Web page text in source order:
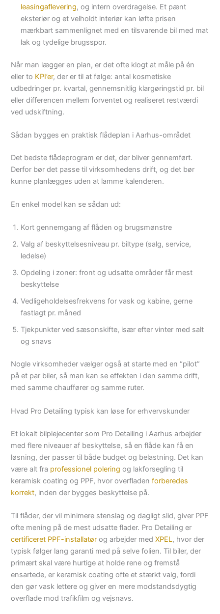
leasingaflevering, og intern overdragelse. Et pænt
eksteriør og et velholdt interiør kan løfte prisen
mærkbart sammenlignet med en tilsvarende bil med mat
lak og tydelige brugsspor.
Når man lægger en plan, er det ofte klogt at måle på én
eller to KPI’er, der er til at følge: antal kosmetiske
udbedringer pr. kvartal, gennemsnitlig klargøringstid pr. bil
eller differencen mellem forventet og realiseret restværdi
ved udskiftning.
Sådan bygges en praktisk flådeplan i Aarhus-området
Det bedste flådeprogram er det, der bliver gennemført.
Derfor bør det passe til virksomhedens drift, og det bør
kunne planlægges uden at lamme kalenderen.
En enkel model kan se sådan ud:
Kort gennemgang af flåden og brugsmønstre
Valg af beskyttelsesniveau pr. biltype (salg, service,
ledelse)
Opdeling i zoner: front og udsatte områder får mest
beskyttelse
Vedligeholdelsesfrekvens for vask og kabine, gerne
fastlagt pr. måned
Tjekpunkter ved sæsonskifte, især efter vinter med salt
og snavs
Nogle virksomheder vælger også at starte med en “pilot”
på et par biler, så man kan se effekten i den samme drift,
med samme chauffører og samme ruter.
Hvad Pro Detailing typisk kan løse for erhvervskunder
Et lokalt bilplejecenter som Pro Detailing i Aarhus arbejder
med flere niveauer af beskyttelse, så en flåde kan få en
løsning, der passer til både budget og belastning. Det kan
være alt fra professionel polering og lakforsegling til
keramisk coating og PPF, hvor overfladenforberedes
korrekt, inden der bygges beskyttelse på.
Til flåder, der vil minimere stenslag og dagligt slid, giver PPF
ofte mening på de mest udsatte flader. Pro Detailing er
certificeret PPF-installatør og arbejder medXPEL, hvor der
typisk følger lang garanti med på selve folien. Til biler, der
primært skal være hurtige at holde rene og fremstå
ensartede, er keramisk coating ofte et stærkt valg, fordi
den gør vask lettere og giver en mere modstandsdygtig
overflade mod trafikfilm og vejsnavs.